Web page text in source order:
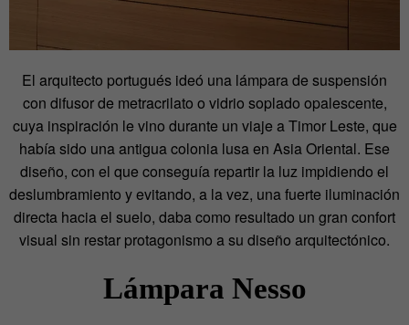
El arquitecto portugués ideó una lámpara de suspensión
con difusor de metracrilato o vidrio soplado opalescente,
cuya inspiración le vino durante un viaje a Timor Leste, que
había sido una antigua colonia lusa en Asia Oriental. Ese
diseño, con el que conseguía repartir la luz impidiendo el
deslumbramiento y evitando, a la vez, una fuerte iluminación
directa hacia el suelo, daba como resultado un gran confort
visual sin restar protagonismo a su diseño arquitectónico.
Lámpara Nesso